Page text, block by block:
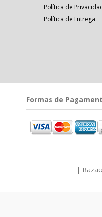
Política de
Política de Entrega
Formas de
|